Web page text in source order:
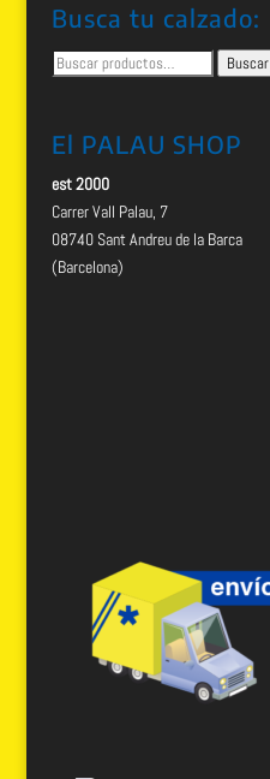
Busca tu calzado:
Buscar
por:
Buscar
El PALAU SHOP
est 2000
Carrer Vall Palau, 7
08740 Sant Andreu de la Barca
(Barcelona)